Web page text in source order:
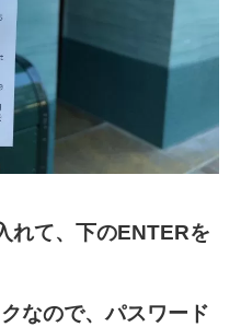
れて、下のENTERを
なので、パスワード